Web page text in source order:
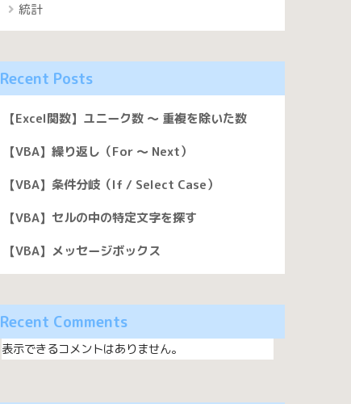
統計
Recent Posts
【Excel関数】ユニーク数 〜 重複を除いた数
【VBA】繰り返し（For 〜 Next）
【VBA】条件分岐（If / Select Case）
【VBA】セルの中の特定文字を探す
【VBA】メッセージボックス
Recent Comments
表示できるコメントはありません。